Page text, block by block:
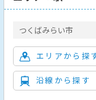
つくばみらい市
エリアから探
沿線から探す